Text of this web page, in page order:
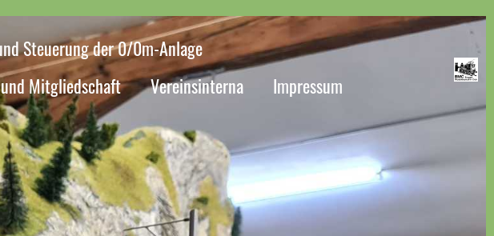
Steuerung der 0/0m-Anlage
Mitgliedschaft Vereinsinterna Impressum